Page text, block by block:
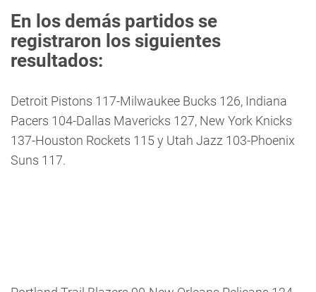
En los demás partidos se
registraron los siguientes
resultados:
Detroit Pistons 117-Milwaukee Bucks 126, Indiana
Pacers 104-Dallas Mavericks 127, New York Knicks
137-Houston Rockets 115 y Utah Jazz 103-Phoenix
Suns 117.